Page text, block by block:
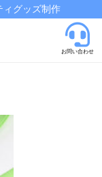
ィグッズ制作
お問い合わせ